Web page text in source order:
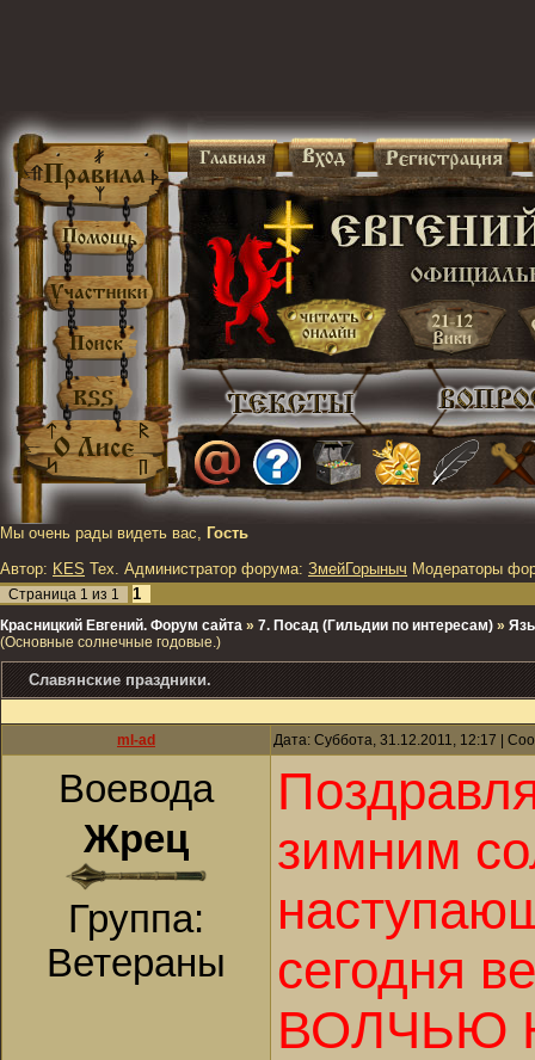
Мы очень рады видеть вас, Гость
Автор: KES Тех. Администратор форума: ЗмейГорыныч Модераторы
Страница 1 из 1 1
Красницкий Евгений. Форум сайта » 7. Посад (Гильдии по интересам) »
(Основные солнечные годовые.)
Славянские праздники.
ml-ad Дата: Суббота, 31.12.2011, 12:17 |
Воевода
Жрец
Группа:
Ветераны
зимним
сегодня
ВОЛЧЬЮ